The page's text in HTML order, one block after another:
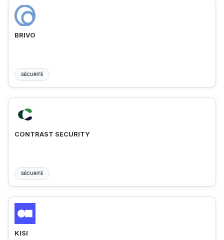
BRIVO
SÉCURITÉ
CONTRAST SECURITY
SÉCURITÉ
KISI